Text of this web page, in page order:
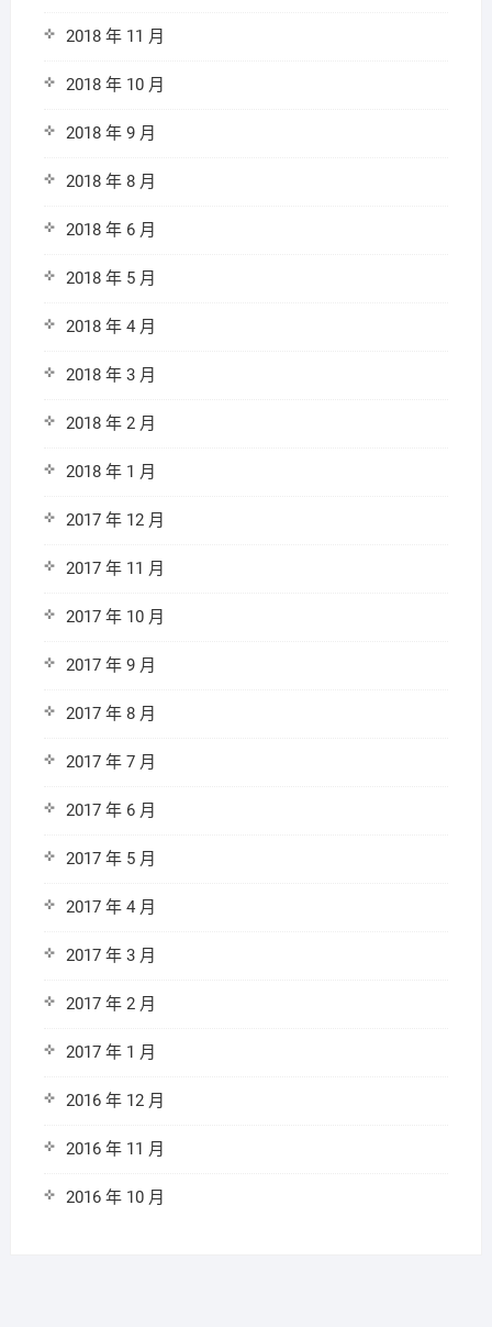
2018 年 11 月
2018 年 10 月
2018 年 9 月
2018 年 8 月
2018 年 6 月
2018 年 5 月
2018 年 4 月
2018 年 3 月
2018 年 2 月
2018 年 1 月
2017 年 12 月
2017 年 11 月
2017 年 10 月
2017 年 9 月
2017 年 8 月
2017 年 7 月
2017 年 6 月
2017 年 5 月
2017 年 4 月
2017 年 3 月
2017 年 2 月
2017 年 1 月
2016 年 12 月
2016 年 11 月
2016 年 10 月